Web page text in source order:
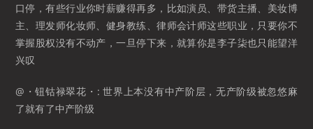
口停，有些行业你时薪赚得再多，比如演员、带货主播、美妆博
主、理发师化妆师、健身教练、律师会计师这些职业，只要你不
掌握股权没有不动产，一旦停下来，就算你是李子柒也只能望洋
兴叹 ​​​
@・钮钴禄翠花・: 世界上本没有中产阶层，无产阶级被忽悠麻
了就有了中产阶级